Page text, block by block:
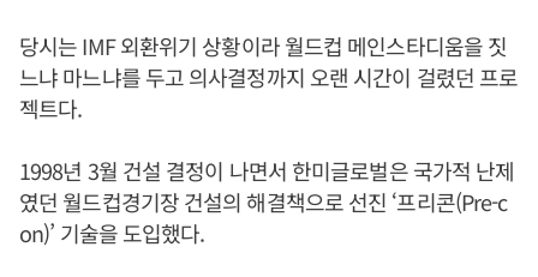
당시는 IMF 외환위기 상황이라 월드컵 메인스타디움을 짓
느냐 마느냐를 두고 의사결정까지 오랜 시간이 걸렸던 프로
젝트다.
1998년 3월 건설 결정이 나면서 한미글로벌은 국가적 난제
였던 월드컵경기장 건설의 해결책으로 선진 ‘프리콘(Pre-c
on)’ 기술을 도입했다.